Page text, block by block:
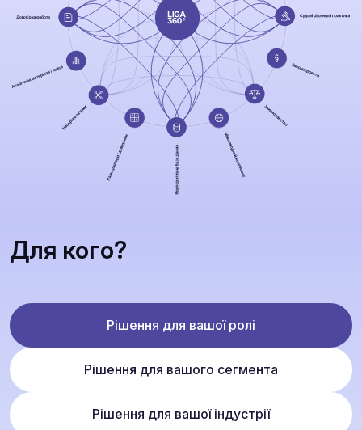
Для кого?
Рішення для вашої ролі
Рішення для вашого сегмента
Рішення для вашої індустрії